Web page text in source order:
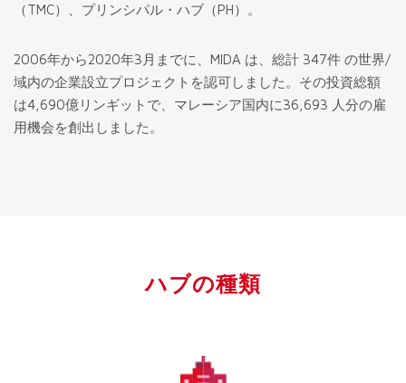
（TMC）、プリンシパル・ハブ（PH）。
2006年から2020年3月までに、MIDA は、総計 347件 の世界/
域内の企業設立プロジェクトを認可しました。その投資総額
は4,690億リンギットで、マレーシア国内に36,693 人分の雇
用機会を創出しました。
ハブの種類